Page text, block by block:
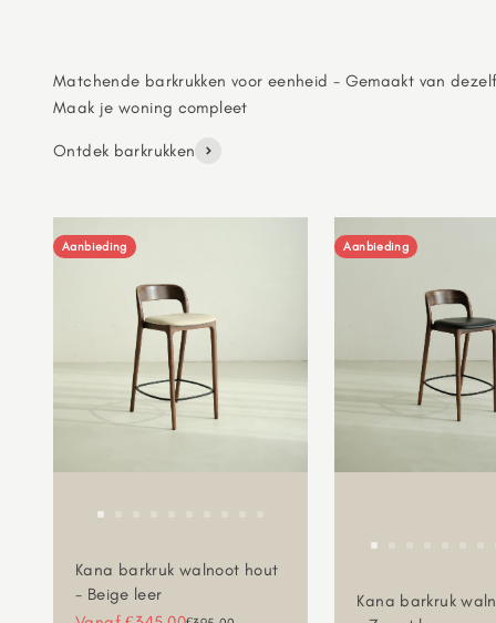
Matchende barkrukken voor eenheid - Gemaakt van
Ontdek barkrukken
Aanbieding
Kana barkruk walnoot hout
- Beige leer
Aanbieding
Kana barkruk